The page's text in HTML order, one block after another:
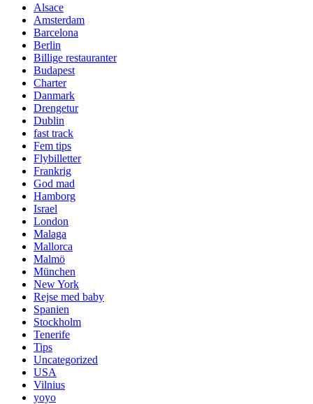
Alsace
Amsterdam
Barcelona
Berlin
Billige restauranter
Budapest
Charter
Danmark
Drengetur
Dublin
fast track
Fem tips
Flybilletter
Frankrig
God mad
Hamborg
Israel
London
Malaga
Mallorca
Malmö
München
New York
Rejse med baby
Spanien
Stockholm
Tenerife
Tips
Uncategorized
USA
Vilnius
yoyo